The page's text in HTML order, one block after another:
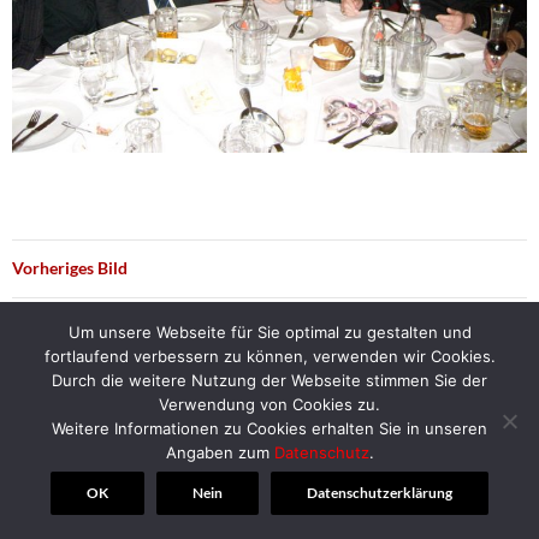
Vorheriges Bild
Nächstes Bild
© 2018 | Alt-Herren-Corps Hannover
Um unsere Webseite für Sie optimal zu gestalten und
fortlaufend verbessern zu können, verwenden wir Cookies.
Durch die weitere Nutzung der Webseite stimmen Sie der
Verwendung von Cookies zu.
Weitere Informationen zu Cookies erhalten Sie in unseren
Angaben zum Datenschutz.
OK Nein Datenschutzerklärung